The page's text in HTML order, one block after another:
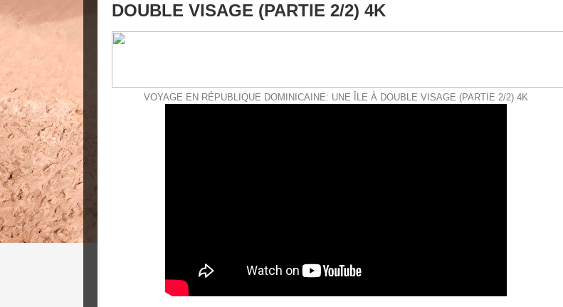
DOUBLE VISAGE (PARTIE 2/2) 4K
VOYAGE EN RÉPUBLIQUE DOMINICAINE: UNE ÎLE À DOUBLE VISAGE (PARTIE 2/2) 4K